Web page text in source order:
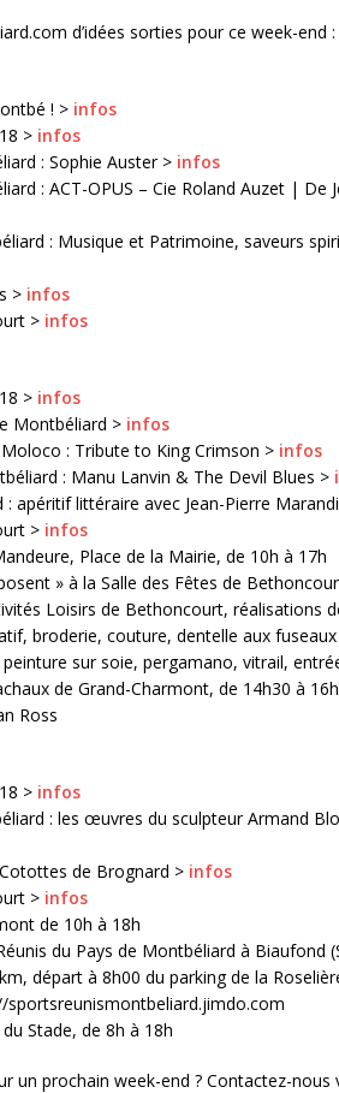
d’idées sorties pour ce week-end :
! > infos
> infos
: Sophie Auster > infos
: ACT-OPUS – Cie Roland Auzet | De
: Musique et Patrimoine, saveurs
> infos
> infos
> infos
Montbéliard > infos
: Tribute to King Crimson > infos
: Manu Lanvin & The Devil Blues >
apéritif littéraire avec Jean-Pierre
> infos
Place de la Mairie, de 10h à 17h
» à la Salle des Fêtes de
Loisirs de Bethoncourt, réalisations
broderie, couture, dentelle aux
sur soie, pergamano, vitrail,
de Grand-Charmont, de 14h30 à
Ross
> infos
: les œuvres du sculpteur Armand
de Brognard > infos
> infos
de 10h à 18h
du Pays de Montbéliard à Biaufond
départ à 8h00 du parking de la
Stade, de 8h à 18h
un prochain week-end ? Contactez-nous